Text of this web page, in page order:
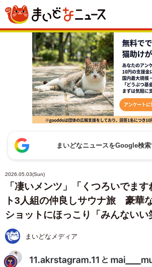
まいどなニュースをGoogle検
2026.05.03(Sun)
「凄いメンツ」「くつろいでま
ト3人組の仲良しサウナ旅 豪華
ショットにほっこり「みんないい
まいどなメディア